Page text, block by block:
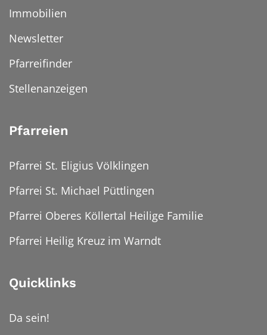
Immobilien
Newsletter
Pfarreifinder
Stellenanzeigen
Pfarreien
Pfarrei St. Eligius Völklingen
Pfarrei St. Michael Püttlingen
Pfarrei Oberes Köllertal Heilige Familie
Pfarrei Heilig Kreuz im Warndt
Quicklinks
Da sein!